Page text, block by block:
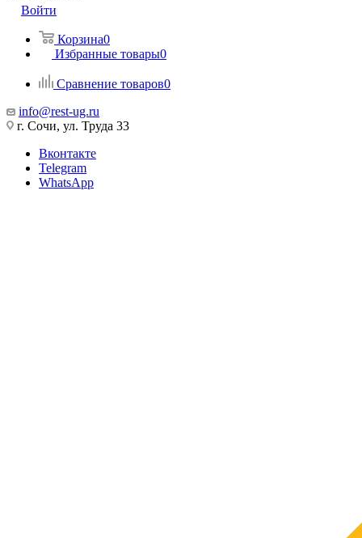
Войти
Корзина0
Избранные товары0
Сравнение товаров0
info@rest-ug.ru
г. Сочи, ул. Труда 33
Вконтакте
Telegram
WhatsApp